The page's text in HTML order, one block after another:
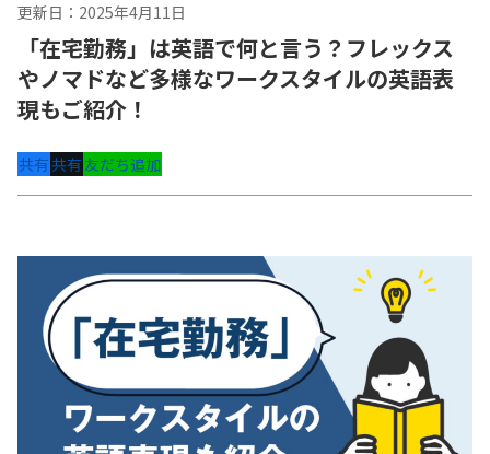
更新日：2025年4月11日
「在宅勤務」は英語で何と言う？フレックス
やノマドなど多様なワークスタイルの英語表
現もご紹介！
共有共有友だち追加